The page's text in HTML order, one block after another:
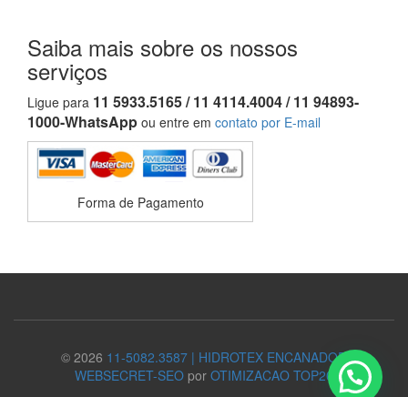
Saiba mais sobre os nossos
serviços
Ligue para 11 5933.5165 / 11 4114.4004 / 11 94893-
1000-WhatsApp ou entre em contato por E-mail
Forma de Pagamento
© 2026 11-5082.3587 | HIDROTEX ENCANADOR
WEBSECRET-SEO por OTIMIZACAO TOP20